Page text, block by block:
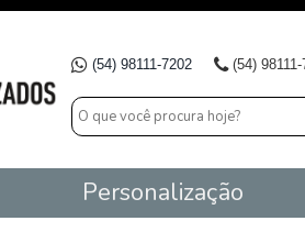
(54) 98111-7202 (54)
Personalização